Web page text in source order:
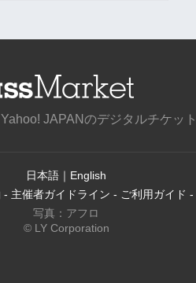
JAPANのデジタルチケット
日本語 ｜ English
- 主催者ガイドライン - ご利用ガイド -
写真：アフロ
© LY Corporation